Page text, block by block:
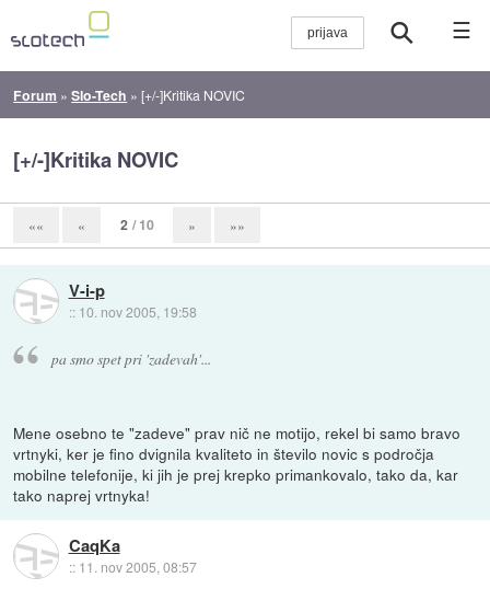
☰
Forum »Slo-Tech »[+/-]Kritika NOVIC
[+/-]Kritika NOVIC
«« « 2 / 10 » »»
V-i-p
:: 10. nov 2005, 19:58
pa smo spet pri 'zadevah'...
Mene osebno te "zadeve" prav nič ne motijo, rekel bi samo bravo
vrtnyki, ker je fino dvignila kvaliteto in število novic s področja
mobilne telefonije, ki jih je prej krepko primankovalo, tako da, kar
tako naprej vrtnyka!
CaqKa
:: 11. nov 2005, 08:57